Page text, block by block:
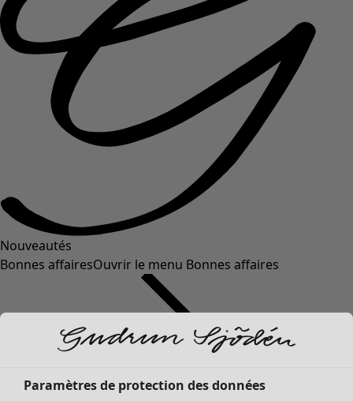
Nouveautés
Bonnes affairesOuvrir le menu Bonnes affaires
Paramètres de protection des données